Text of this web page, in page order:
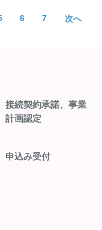
6 7 ≫
接続契約承諾、事業
計画認定
申込み受付